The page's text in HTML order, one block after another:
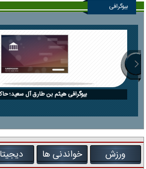
بیوگرافی
بیوگرافی هیثم بن طارق آل سعید؛
ورزش خواندنی ها